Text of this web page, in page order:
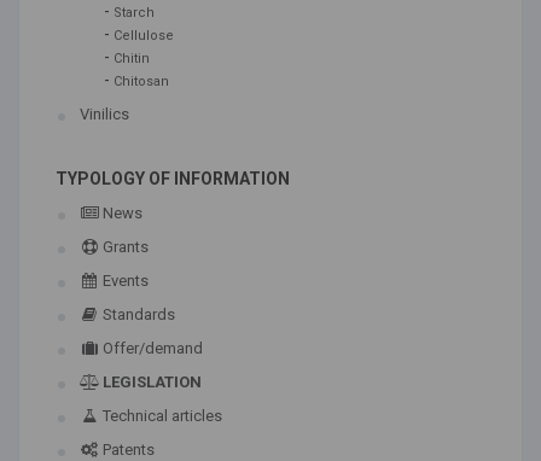
- Starch
- Cellulose
- Chitin
- Chitosan
Vinilics
TYPOLOGY OF INFORMATION
News
Grants
Events
Standards
Offer/demand
LEGISLATION
Technical articles
Patents